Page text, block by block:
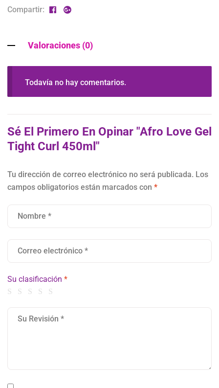
Compartir:
Valoraciones (0)
Todavía no hay comentarios.
Sé El Primero En Opinar "Afro Love Gel
Tight Curl 450ml"
Tu dirección de correo electrónico no será publicada. Los
campos obligatorios están marcados con *
Su clasificación *